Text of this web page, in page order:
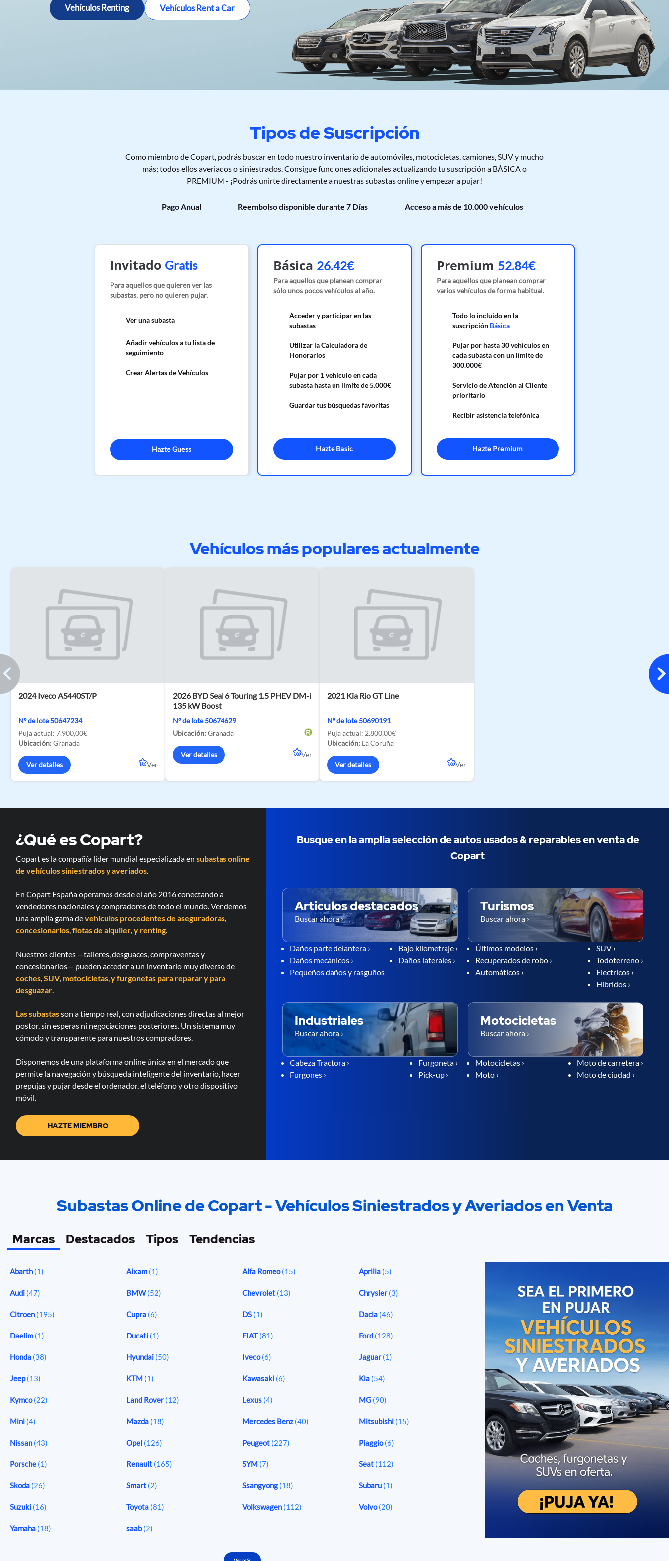
Profesionales!
averiados.
Vehículos Renting Vehículos Rent a Car
Tipos de Suscripción
Como miembro de Copart, podrás buscar en todo nuestro inventario de automóviles, motocicletas, camiones, SUV y mucho
más; todos ellos averiados o siniestrados. Consigue funciones adicionales actualizando tu suscripción a BÁSICA o
PREMIUM - ¡Podrás unirte directamente a nuestras subastas online y empezar a pujar!
Pago Anual Reembolso disponible durante 7 Días Acceso a más de 10.000 vehículos
Invitado Gratis
Para aquellos que quieren ver las
subastas, pero no quieren pujar.
Ver una subasta
Añadir vehículos a tu lista de
seguimiento
Crear Alertas de Vehículos
Hazte Guess
Básica 26.42€
Para aquellos que planean comprar
sólo unos pocos vehículos al año.
Acceder y participar en las
subastas
Utilizar la Calculadora de
Honorarios
Pujar por 1 vehículo en cada
subasta hasta un límite de 5.000€
Guardar tus búsquedas favoritas
Hazte Basic
Premium 52.84€
Para aquellos que planean comprar
varios vehículos de forma habitual.
Todo lo incluido en la
suscripción Básica
Pujar por hasta 30 vehículos en
cada subasta con un límite de
300.000€
Servicio de Atención al Cliente
prioritario
Recibir asistencia telefónica
Hazte Premium
Vehículos más populares actualmente
2024 Iveco AS440ST/P
Nº de lote 50647234
Puja actual: 7.900,00€
Ubicación: Granada
Ver detalles Ver
2026 BYD Seal 6 Touring 1.5 PHEV DM-i
135 kW Boost
Nº de lote 50674629
Ubicación: Granada
Ver detalles Ver
2021 Kia Rio GT Line
Nº de lote 50690191
Puja actual: 2.800,00€
Ubicación: La Coruña
Ver detalles Ver
¿Qué es Copart?
Copart es la compañía líder mundial especializada en subastas online
de vehículos siniestrados y averiados
En Copart España operamos desde el año 2016 conectando a
vendedores nacionales y compradores de todo el mundo. Vendemos
una amplia gama devehículos procedentes de aseguradoras
concesionarios flotas de alquiler y renting
Nuestros clientes —talleres, desguaces, compraventas y
concesionarios— pueden acceder a un inventario muy diverso de
coches SUV, motocicletas y furgonetas para reparary para
desguazar
Las subastasson a tiempo real, con adjudicaciones directas al mejor
postor, sin esperas ni negociaciones posteriores. Un sistema muy
cómodo y transparente para nuestros compradores.
Disponemos de una plataforma online única en el mercado que
permite la navegación y búsqueda inteligente del inventario, hacer
prepujas y pujar desde el ordenador, el teléfono y otro dispositivo
móvil.
HAZTE MIEMBRO
Busque en la amplia selección de autos usados & ​​reparables en venta de
Copart
Articulos destacados
Buscar ahora ›
Daños parte delantera ›
Daños mecánicos ›
Pequeños daños y rasguños
Bajo kilometraje ›
Daños laterales ›
Turismos
Buscar ahora ›
Últimos modelos ›
Recuperados de robo ›
Automáticos ›
SUV ›
Todoterreno ›
Electricos ›
Híbridos ›
Industriales
Buscar ahora ›
Cabeza Tractora ›
Furgones ›
Furgoneta ›
Pick-up ›
Motocicletas
Buscar ahora ›
Motocicletas ›
Moto ›
Moto de carretera ›
Moto de ciudad ›
Subastas Online de Copart - Vehículos Siniestrados y Averiados en Venta
Marcas Destacados Tipos Tendencias
Abarth (1) Aixam (1) Alfa Romeo(15) Aprilia (5)
Audi (47) BMW(52) Chevrolet (13) Chrysler(3)
Citroen (195) Cupra (6) DS (1) Dacia (46)
Daelim (1) Ducati (1) FIAT(81) Ford (128)
Honda (38) Hyundai (50) Iveco(6) Jaguar(1)
Jeep(13) KTM (1) Kawasaki (6) Kia (54)
Kymco(22) Land Rover(12) Lexus (4) MG (90)
Mini (4) Mazda (18) Mercedes Benz (40) Mitsubishi (15)
Nissan (43) Opel (126) Peugeot (227) Piaggio(6)
Porsche (1) Renault (165) SYM (7) Seat (112)
Skoda (26) Smart (2) Ssangyong (18) Subaru (1)
Suzuki (16) Toyota (81) Volkswagen (112) Volvo(20)
Yamaha (18) saab(2)